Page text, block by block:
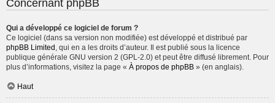
Concernant phpBB
Qui a développé ce logiciel de forum ?
Ce logiciel (dans sa version non modifiée) est développé et distribué par
phpBB Limited , qui en a les droits d’auteur. Il est publié sous la licence
publique générale GNU version 2 (GPL-2.0) et peut être diffusé librement. Pour
plus d’informations, visitez la page « À propos de phpBB » (en anglais).
Haut